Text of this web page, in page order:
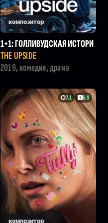
композитор
1+1: ГОЛЛИВУДСКАЯ ИСТОРИ
Я
THE UPSIDE
2019, комедия, драма
7.1 6.9
композитор